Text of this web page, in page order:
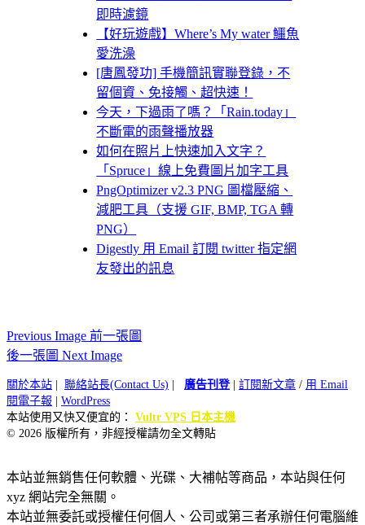
即時濾鏡
【好玩遊戲】Where’s My water 鱷魚
愛洗澡
[唐鳳發功] 手機簡訊實聯登錄，不
留個資、免接觸、超快速！
今天，下過雨了嗎？「Rain.today」
不斷電的雨聲播放器
如何在照片上快速加入文字？
「Spruce」線上免費圖片加字工具
PngOptimizer v2.3 PNG 圖檔壓縮、
減肥工具（支援 GIF, BMP, TGA 轉
PNG）
Digestly 用 Email 訂閱 twitter 指定網
友發出的訊息
Previous Image 前一張圖
後一張圖 Next Image
關於本站 聯絡站長(Contact Us) 廣告刊登| 訂閱新文章 / 用 Email
閱電子報
WordPress
本站使用又快又便宜的： Vultr VPS 日本主機
© 2026 版權所有，非經授權請勿全文轉貼
本站並無銷售任何軟體、光碟、大補帖等商品，本站與任何
xyz 網站完全無關。
本站並無委託或授權任何個人、公司或第三者承辦任何電腦維